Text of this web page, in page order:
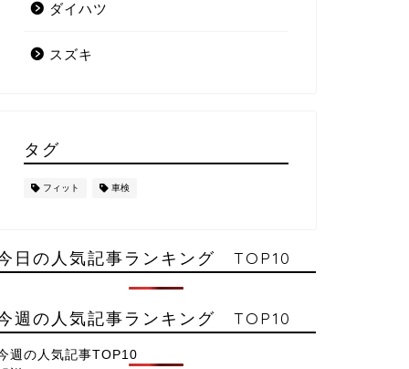
ダイハツ
スズキ
タグ
フィット 車検
日の人気記事ランキング TOP10
週の人気記事ランキング TOP10
週の人気記事TOP10